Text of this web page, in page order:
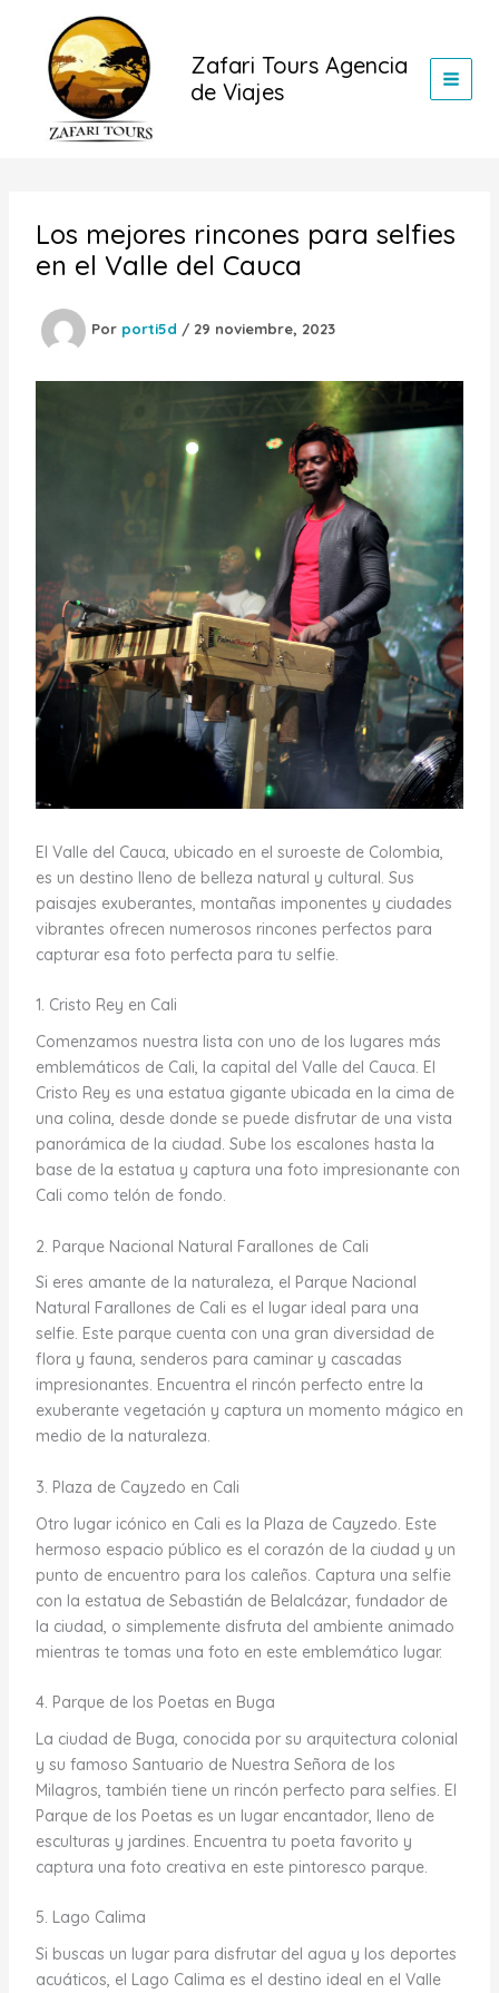
contenido
Zafari Tours Agencia
de Viajes
Los mejores rincones para selfies
en el Valle del Cauca
Por porti5d / 29 noviembre, 2023
El Valle del Cauca, ubicado en el suroeste de Colombia,
es un destino lleno de belleza natural y cultural. Sus
paisajes exuberantes, montañas imponentes y ciudades
vibrantes ofrecen numerosos rincones perfectos para
capturar esa foto perfecta para tu selfie.
1. Cristo Rey en Cali
Comenzamos nuestra lista con uno de los lugares más
emblemáticos de Cali, la capital del Valle del Cauca. El
Cristo Rey es una estatua gigante ubicada en la cima de
una colina, desde donde se puede disfrutar de una vista
panorámica de la ciudad. Sube los escalones hasta la
base de la estatua y captura una foto impresionante con
Cali como telón de fondo.
2. Parque Nacional Natural Farallones de Cali
Si eres amante de la naturaleza, el Parque Nacional
Natural Farallones de Cali es el lugar ideal para una
selfie. Este parque cuenta con una gran diversidad de
flora y fauna, senderos para caminar y cascadas
impresionantes. Encuentra el rincón perfecto entre la
exuberante vegetación y captura un momento mágico en
medio de la naturaleza.
3. Plaza de Cayzedo en Cali
Otro lugar icónico en Cali es la Plaza de Cayzedo. Este
hermoso espacio público es el corazón de la ciudad y un
punto de encuentro para los caleños. Captura una selfie
con la estatua de Sebastián de Belalcázar, fundador de
la ciudad, o simplemente disfruta del ambiente animado
mientras te tomas una foto en este emblemático lugar.
4. Parque de los Poetas en Buga
La ciudad de Buga, conocida por su arquitectura colonial
y su famoso Santuario de Nuestra Señora de los
Milagros, también tiene un rincón perfecto para selfies. El
Parque de los Poetas es un lugar encantador, lleno de
esculturas y jardines. Encuentra tu poeta favorito y
captura una foto creativa en este pintoresco parque.
5. Lago Calima
Si buscas un lugar para disfrutar del agua y los deportes
acuáticos, el Lago Calima es el destino ideal en el Valle